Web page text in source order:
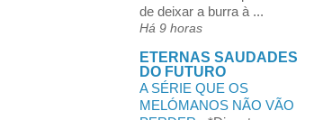
de deixar a burra à ...
Há 9 horas
ETERNAS SAUDADES
DO FUTURO
A SÉRIE QUE OS
MELÓMANOS NÃO VÃO